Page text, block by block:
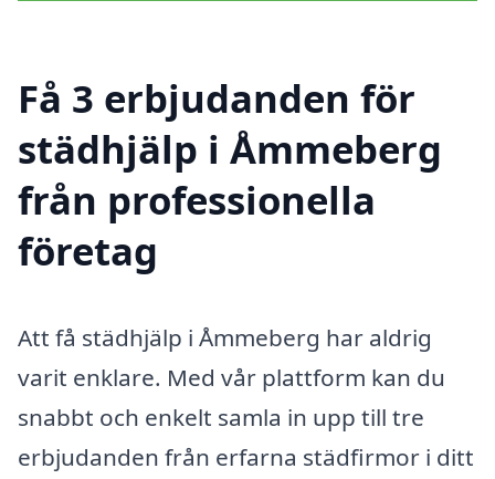
Få 3 erbjudanden för
städhjälp i Åmmeberg
från professionella
företag
Att få städhjälp i Åmmeberg har aldrig
varit enklare. Med vår plattform kan du
snabbt och enkelt samla in upp till tre
erbjudanden från erfarna städfirmor i ditt